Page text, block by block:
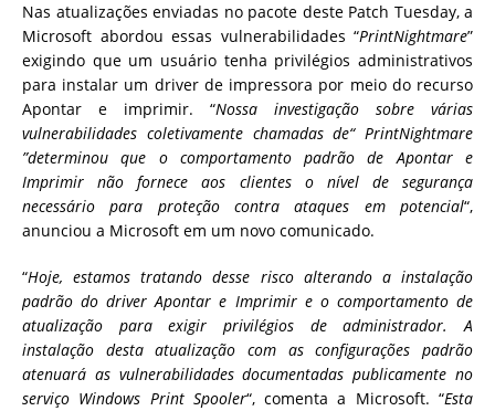
Nas atualizações enviadas no pacote deste Patch Tuesday, a
Microsoft abordou essas vulnerabilidades “PrintNightmare”
exigindo que um usuário tenha privilégios administrativos
para instalar um driver de impressora por meio do recurso
Apontar e imprimir. “Nossa investigação sobre várias
vulnerabilidades coletivamente chamadas de“ PrintNightmare
”determinou que o comportamento padrão de Apontar e
Imprimir não fornece aos clientes o nível de segurança
necessário para proteção contra ataques em potencial“,
anunciou a Microsoft em um novo comunicado.
“Hoje, estamos tratando desse risco alterando a instalação
padrão do driver Apontar e Imprimir e o comportamento de
atualização para exigir privilégios de administrador. A
instalação desta atualização com as configurações padrão
atenuará as vulnerabilidades documentadas publicamente no
serviço Windows Print Spooler“, comenta a Microsoft.“Esta